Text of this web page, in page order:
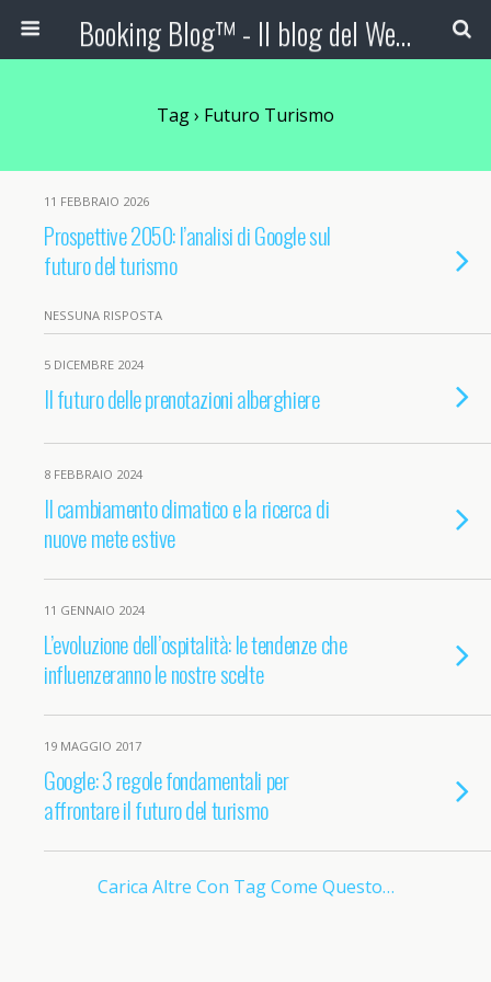
Booking Blog™ - Il blog del Web Marketing Turistico
Tag › Futuro Turismo
11 FEBBRAIO 2026
Prospettive 2050: l’analisi di Google sul
futuro del turismo
NESSUNA RISPOSTA
5 DICEMBRE 2024
Il futuro delle prenotazioni alberghiere
8 FEBBRAIO 2024
Il cambiamento climatico e la ricerca di
nuove mete estive
11 GENNAIO 2024
L’evoluzione dell’ospitalità: le tendenze che
influenzeranno le nostre scelte
19 MAGGIO 2017
Google: 3 regole fondamentali per
affrontare il futuro del turismo
Carica Altre Con Tag Come Questo…